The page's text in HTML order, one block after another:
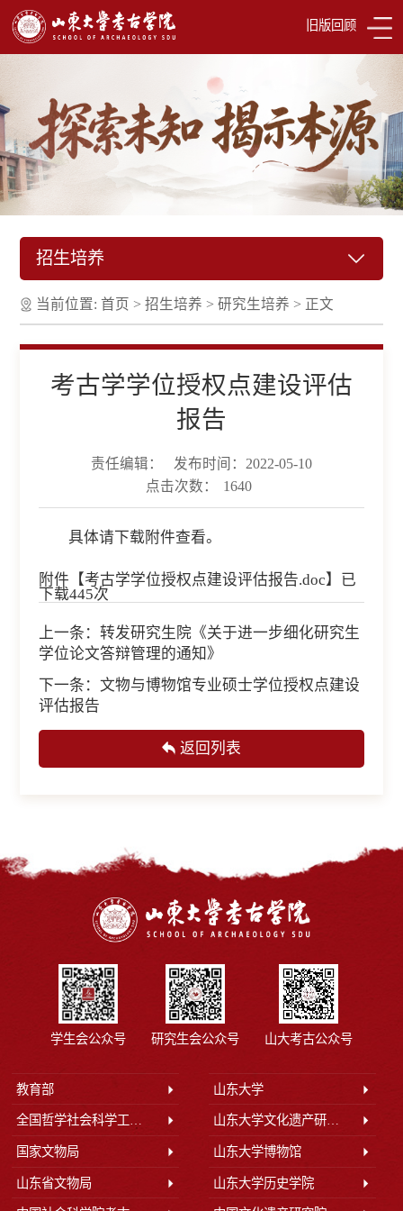
旧版回顾
招生培养
当前位置:首页 >招生培养 >研究生培养 > 正文
考古学学位授权点建设评估
报告
责任编辑：
发布时间：2022-05-10
点击次数：
1640
具体请下载附件查看。
附件【考古学学位授权点建设评估报告.doc】已
下载445次
上一条： 转发研究生院《关于进一步细化研究生
学位论文答辩管理的通知》
下一条： 文物与博物馆专业硕士学位授权点建设
评估报告
返回列表
学生会公众号 研究生会公众号 山大考古公众号
教育部 山东大学
山东大学文化遗产研究院
国家文物局 山东大学博物馆
山东省文物局 山东大学历史学院